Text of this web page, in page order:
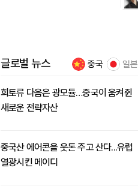
글로벌 뉴스 중국 일본
희토류 다음은 광모듈…중국이 움켜쥔
새로운 전략자산
중국산 에어콘을 웃돈 주고 산다...유럽
열광시킨 메이디